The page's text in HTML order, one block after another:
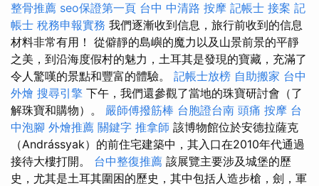
整骨推薦 seo保證第一頁 台中 中清路 按摩 記帳士 接案 記
帳士 稅務申報實務 我們逐漸收到信息，旅行前收到的信息
材料非常有用！ 從僻靜的島嶼的魔力以及山景前景的平靜
之美，到沿海度假村的魅力，土耳其是發現的寶藏，充滿了
令人驚嘆的景點和豐富的體驗。 記帳士放榜 自助搬家 台中
外燴 搜尋引擎 下午，我們還參觀了當地的珠寶研討會（了
解珠寶和購物）。 嚴師傅撥筋棒 台胞證台南 頭痛 按摩 台
中泡腳 外燴推薦 關鍵字 推拿師 該博物館位於安德拉薩克
（Andrássyak）的前住宅建築中，其入口在2010年代通過
接待大樓打開。 台中整復推薦 該展覽主要涉及城堡的歷
史，尤其是土耳其圍困的歷史，其中包括人造步槍，劍，軍